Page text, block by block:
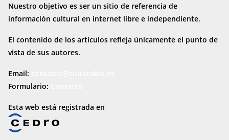
Nuestro objetivo es ser un sitio de referencia de
información cultural en internet libre e independiente.
El contenido de los artículos refleja únicamente el punto de
vista de sus autores.
Email:
Formulario:
Esta web está registrada en